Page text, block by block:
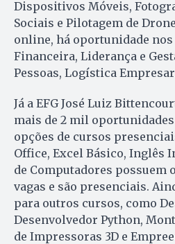
Dispositivos Móveis,
Sociais e Pilotagem de
online, há oportunidade nos
Financeira, Liderança e
Pessoas, Logística
Já a EFG José Luiz
mais de 2 mil oportunidades
opções de cursos
Office, Excel Básico, Inglês
de Computadores possuem
vagas e são presenciais.
para outros cursos, como
Desenvolvedor Python,
de Impressoras 3D e